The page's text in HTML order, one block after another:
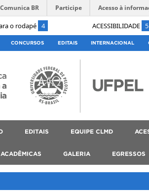
o rodapé 4 ACESSIBILIDADE 5
Comunica BR Participe Acesso à
CONCURSOS EDITAIS INTERNACIONAL
a
EDITAIS EQUIPE CLMD
GALERIA EGRESSOS